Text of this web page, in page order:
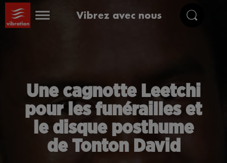
Vibrez avec nous
Une cagnotte Leetchi
pour les funérailles et
le disque posthume
de Tonton David